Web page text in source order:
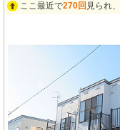
ここ最近で270回 見られ、